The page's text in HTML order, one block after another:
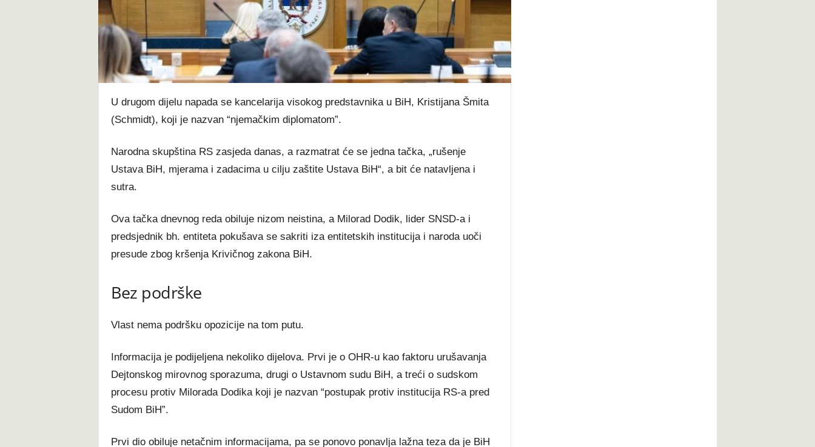
U drugom dijelu napada se kancelarija visokog predstavnika u BiH, Kristijana Šmita
(Schmidt), koji je nazvan “njemačkim diplomatom”.
Narodna skupština RS zasjeda danas, a razmatrat će se jedna tačka, „rušenje
Ustava BiH, mjerama i zadacima u cilju zaštite Ustava BiH“, a bit će natavljena i
sutra.
Ova tačka dnevnog reda obiluje nizom neistina, a Milorad Dodik, lider SNSD-a i
predsjednik bh. entiteta pokušava se sakriti iza entitetskih institucija i naroda uoči
presude zbog kršenja Krivičnog zakona BiH.
Bez podrške
Vlast nema podršku opozicije na tom putu.
Informacija je podijeljena nekoliko dijelova. Prvi je o OHR-u kao faktoru urušavanja
Dejtonskog mirovnog sporazuma, drugi o Ustavnom sudu BiH, a treći o sudskom
procesu protiv Milorada Dodika koji je nazvan “postupak protiv institucija RS-a pred
Sudom BiH”.
Prvi dio obiluje netačnim informacijama, pa se ponovo ponavlja lažna teza da je BiH